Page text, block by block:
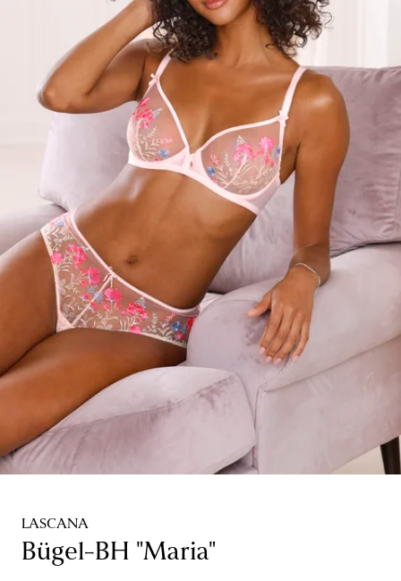
LASCANA
Bügel-BH "Maria"